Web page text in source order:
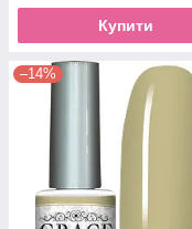
Купити
–14%